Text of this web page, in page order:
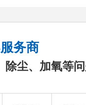
务商
除尘、加氧等